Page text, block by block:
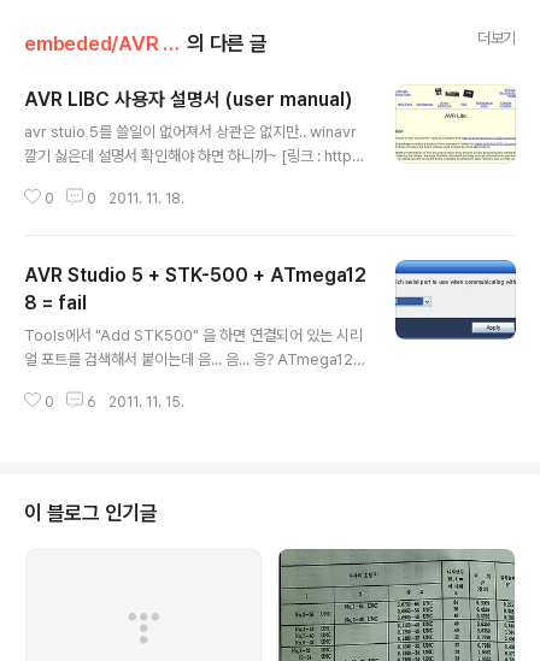
embeded/AVR (ATmega,ATtiny) 의 다른 글 더보기
AVR LIBC 사용자 설명서 (user manual)
avr stuio 5를 쓸일이 없어져서 상관은 없지만.. winavr
깔기 싫은데 설명서 확인해야 하면 하니까~ [링크 : http://
0 0 2011. 11. 18.
AVR Studio 5 + STK-500 + ATmega12
8 = fail
Tools에서 "Add STK500" 을 하면 연결되어 있는 시리
얼 포트를 검색해서 붙이는데 음... 음... 응? ATmega128
ga128은 STK500을 통해 지원하지 않는다 -_- [링크 :
0 6 2011. 11. 15.
이 블로그 인기글